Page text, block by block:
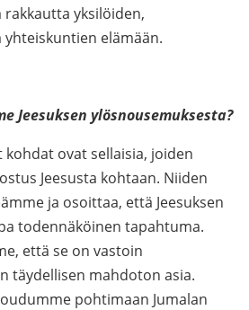
rakkautta yksilöiden,
elämään.
Jeesuksen ylösnousemuksesta?
kohdat ovat sellaisia, joiden
Jeesusta kohtaan. Niiden
ja osoittaa, että Jeesuksen
todennäköinen tapahtuma.
että se on vastoin
täydellisen mahdoton asia.
pohtimaan Jumalan